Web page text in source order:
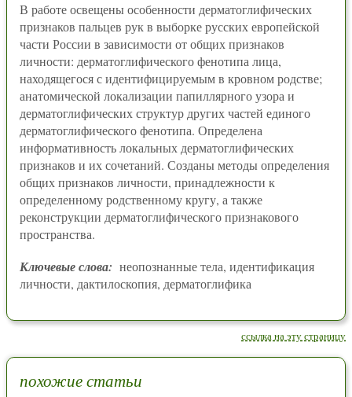
В работе освещены особенности дерматоглифических
признаков пальцев рук в выборке русских европейской
части России в зависимости от общих признаков
личности: дерматоглифического фенотипа лица,
находящегося с идентифицируемым в кровном родстве;
анатомической локализации папиллярного узора и
дерматоглифических структур других частей единого
дерматоглифического фенотипа. Определена
информативность локальных дерматоглифических
признаков и их сочетаний. Созданы методы определения
общих признаков личности, принадлежности к
определенному родственному кругу, а также
реконструкции дерматоглифического признакового
пространства.
Ключевые слова: неопознанные тела, идентификация
личности, дактилоскопия, дерматоглифика
ссылка на эту страницу
похожие статьи